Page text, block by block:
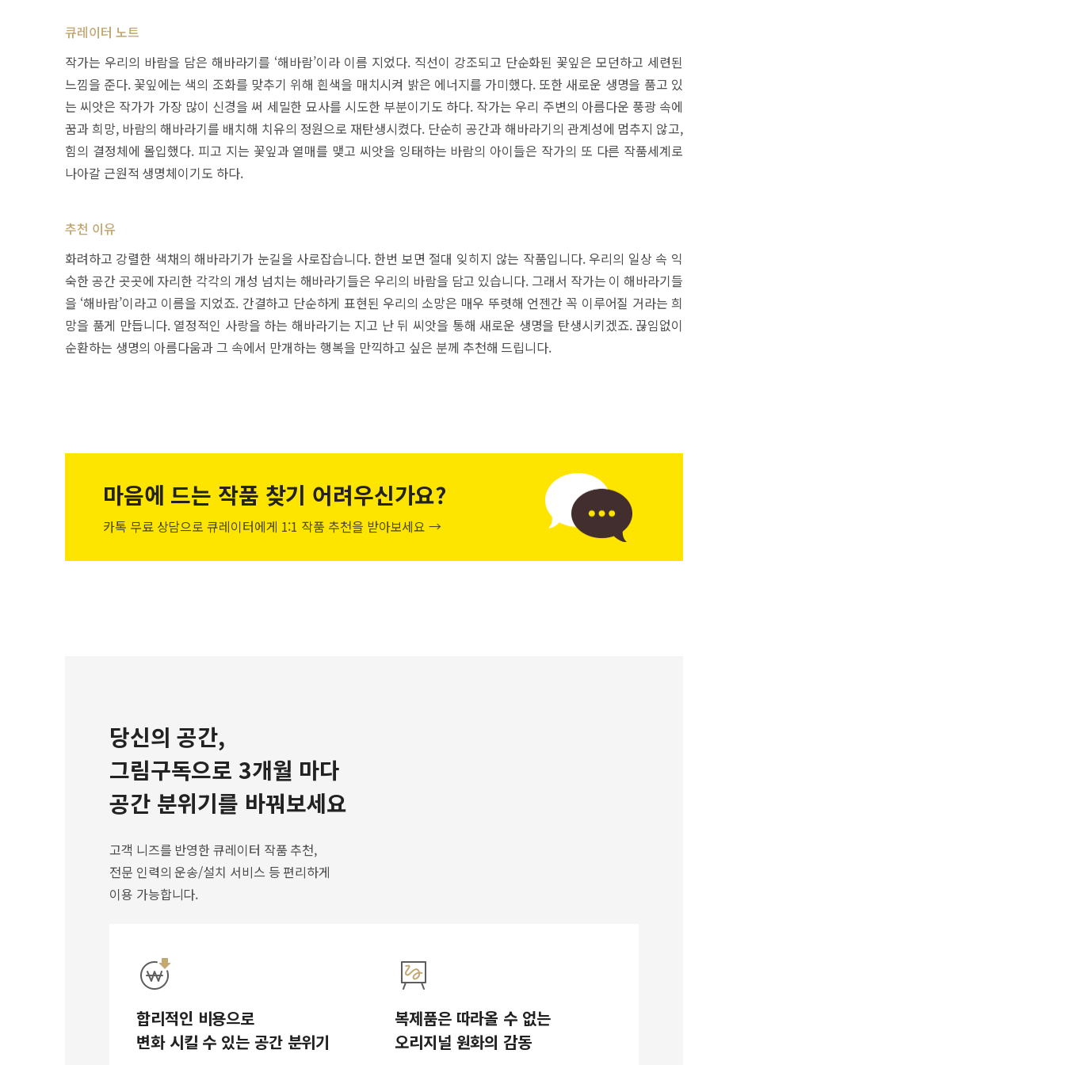
큐레이터 노트
작가는 우리의 바람을 담은 해바라기를 ‘해바람’이라 이름 지었다. 직선이 강조되고 단순화된 꽃잎은 모던하고 세련된
느낌을 준다. 꽃잎에는 색의 조화를 맞추기 위해 흰색을 매치시켜 밝은 에너지를 가미했다. 또한 새로운 생명을 품고 있
는 씨앗은 작가가 가장 많이 신경을 써 세밀한 묘사를 시도한 부분이기도 하다. 작가는 우리 주변의 아름다운 풍광 속에
꿈과 희망, 바람의 해바라기를 배치해 치유의 정원으로 재탄생시켰다. 단순히 공간과 해바라기의 관계성에 멈추지 않고,
힘의 결정체에 몰입했다. 피고 지는 꽃잎과 열매를 맺고 씨앗을 잉태하는 바람의 아이들은 작가의 또 다른 작품세계로
나아갈 근원적 생명체이기도 하다.
추천 이유
화려하고 강렬한 색채의 해바라기가 눈길을 사로잡습니다. 한번 보면 절대 잊히지 않는 작품입니다. 우리의 일상 속 익
숙한 공간 곳곳에 자리한 각각의 개성 넘치는 해바라기들은 우리의 바람을 담고 있습니다. 그래서 작가는 이 해바라기들
을 ‘해바람’이라고 이름을 지었죠. 간결하고 단순하게 표현된 우리의 소망은 매우 뚜렷해 언젠간 꼭 이루어질 거라는 희
망을 품게 만듭니다. 열정적인 사랑을 하는 해바라기는 지고 난 뒤 씨앗을 통해 새로운 생명을 탄생시키겠죠. 끊임없이
순환하는 생명의 아름다움과 그 속에서 만개하는 행복을 만끽하고 싶은 분께 추천해 드립니다.
마음에 드는 작품 찾기 어려우신가요?
카톡 무료 상담으로 큐레이터에게 1:1 작품 추천을 받아보세요 →
당신의 공간,
그림구독으로 3개월 마다
공간 분위기를 바꿔보세요
고객 니즈를 반영한 큐레이터 작품 추천,
전문 인력의 운송/설치 서비스 등 편리하게
이용 가능합니다.
합리적인 비용으로
변화 시킬 수 있는 공간 분위기
복제품은 따라올 수 없는
오리지널 원화의 감동